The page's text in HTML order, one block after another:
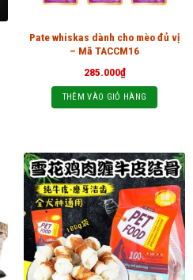
Pate whiskas dành cho mèo đủ vị
– Mã TACCM16
285.000₫
THÊM VÀO GIỎ HÀNG